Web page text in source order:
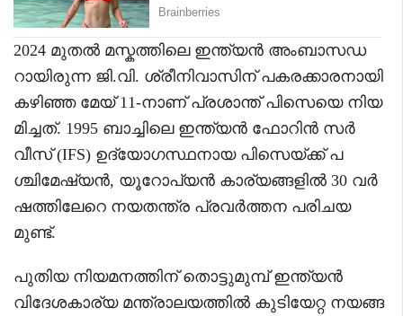
2024 മുതൽ മസ്കത്തിലെ ഇന്ത്യൻ അംബാസഡ
റായിരുന്ന ജി.വി. ശ്രീനിവാസിന് പകരക്കാരനായി
കഴിഞ്ഞ മേയ് 11-നാണ് പ്രശാന്ത് പിസെയെ നിയ
മിച്ചത്. 1995 ബാച്ചിലെ ഇന്ത്യൻ ഫോറിൻ സർ
വീസ് (IFS) ഉദ്യോഗസ്ഥനായ പിസെയ്ക്ക് പ
ശ്ചിമേഷ്യൻ, യൂറോപ്യൻ കാര്യങ്ങളിൽ 30 വർ
ഷത്തിലേറെ നയതന്ത്ര പ്രവർത്തന പരിചയ
മുണ്ട്.
പുതിയ നിയമനത്തിന് തൊട്ടുമുമ്പ് ഇന്ത്യൻ
വിദേശകാര്യ മന്ത്രാലയത്തിൽ കുടിയേറ്റ നയങ്ങ